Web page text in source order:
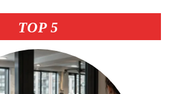
TOP 5